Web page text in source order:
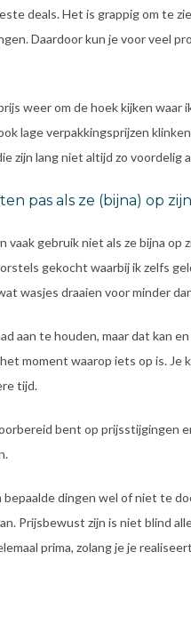
deals. Het is grappig om te
Daardoor kun je voor veel
weer om de hoek kijken waar
lage verpakkingsprijzen
zijn lang niet altijd zo voordelig
pas als ze (bijna) op
gebruik niet als ze bijna op
gekocht waarbij ik zelfs
wasjes draaien voor minder
aan te houden, maar dat kan
moment waarop iets op is. Je
tijd.
bent op prijsstijgingen
dingen wel of niet te
Prijsbewust zijn is niet blind
prima, zolang je je